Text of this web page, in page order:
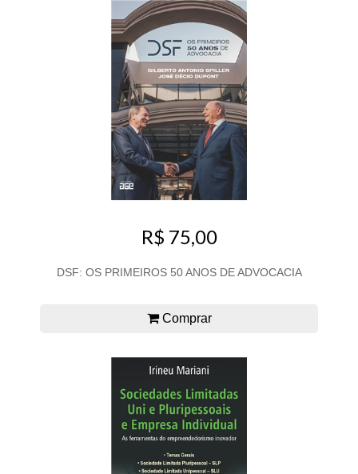
R$ 75,00
DSF: OS PRIMEIROS 50 ANOS DE ADVOCACIA
Comprar